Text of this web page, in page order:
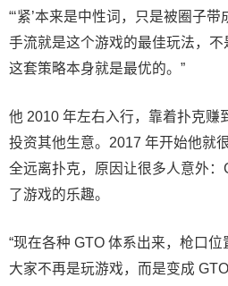
“‘紧’本来是中性词，只是被圈子
手流就是这个游戏的最佳玩法，
这套策略本身就是最优的。”
他 2010 年左右入行，靠着扑克赚
投资其他生意。2017 年开始他就
全远离扑克，原因让很多人意外
了游戏的乐趣。
“现在各种 GTO 体系出来，枪口位
大家不再是玩游戏，而是变成